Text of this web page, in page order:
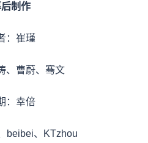
制作
：崔瑾
、曹蔚、骞文
：幸倍
beibei、KTzhou